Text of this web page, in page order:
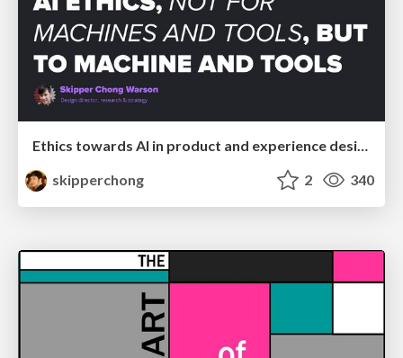
Ethics towards AI in product and experience design
skipperchong
2 340